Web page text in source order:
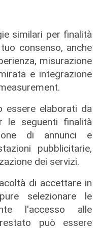
similari per finalità
consenso, anche
misurazione
e integrazione
essere elaborati da
le seguenti finalità
di annunci e
pubblicitarie,
dei servizi.
di accettare in
selezionare le
l'accesso alle
può essere
la partita
contro